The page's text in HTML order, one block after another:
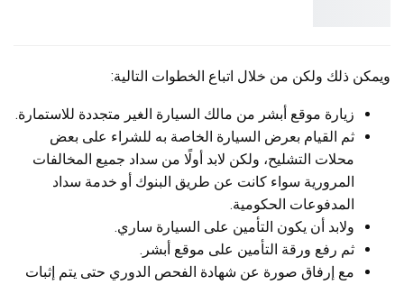
ويمكن ذلك ولكن من خلال اتباع الخطوات التالية:
زيارة موقع أبشر من مالك السيارة الغير متجددة للاستمارة.
ثم القيام بعرض السيارة الخاصة به للشراء على بعض
محلات التشليح، ولكن لابد أولًا من سداد جميع المخالفات
المرورية سواء كانت عن طريق البنوك أو خدمة سداد
المدفوعات الحكومية.
ولابد أن يكون التأمين على السيارة ساري.
ثم رفع ورقة التأمين على موقع أبشر.
مع إرفاق صورة عن شهادة الفحص الدوري حتى يتم إثبات